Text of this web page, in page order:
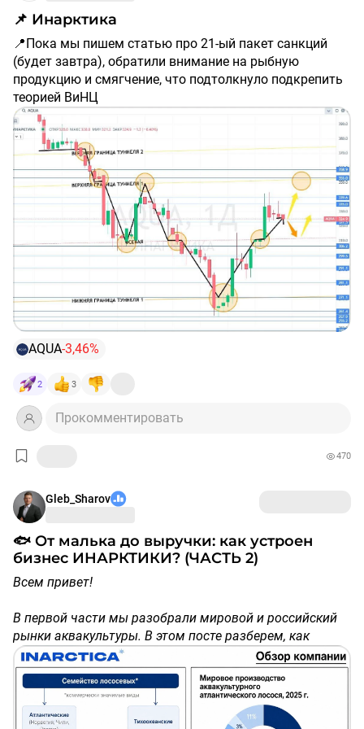
Не забывайте подписываться на мой блог 📈
📌 Инарктика
📍Пока мы пишем статью про 21-ый пакет санкций
(будет завтра), обратили внимание на рыбную
продукцию и смягчение, что подтолкнуло подкрепить
теорией ВиНЦ
📍Бумага не смогла закрепится над уровнем 339.6 и
ушла в коррекцию вниз. Мы смотрим на уровень 322.5
и ждем ретеста осевой линии в районе 310.0, где
пересмотрим график
📍Сценарий, который мы ожидаем - это ретест осевой
линии и откуп до первой желтой линии на 353.0. Мы
пока наблюдаем и ждем
🔺Важно: Все инвестиционные решения принимайте
самостоятельно, опираясь на собственный анализ и
оценку рисков
Если вы наблюдаете — 👎
Если планируете покупать — 🚀
#фондовый_рынок
AQUA-3,46%
2 3
Прокомментировать
470
Gleb_Sharov
🐟 От малька до выручки: как устроен
бизнес ИНАРКТИКИ? (ЧАСТЬ 2)
Всем привет!
В первой части мы разобрали мировой и российский
рынки аквакультуры. В этом посте разберем, как
устроен сам бизнес, а в следующем, итоговом,
посмотрим финансы компании$AQUAи оценим
прогнозы.
Средний срок роста рыбы до товарной навески – 2
года